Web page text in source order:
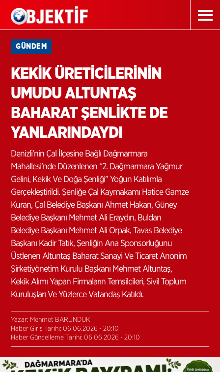
GÜNDEM
KEKİK ÜRETİCİLERİNİN
UMUDU ALTUNTAŞ
BAHARAT ŞENLİKTE DE
YANLARINDAYDI
Denizli’nin Çal İlçesine Bağlı Dağmarmara
Mahallesi’nde Düzenlenen “2. Dağmarmara Yağmur
Gelini, Kekik Ve Doğa Şenliği” Yoğun Katılımla
Gerçekleştirildi. Şenliğe Çal Kaymakamı Hatice Gamze
Kuran, Çal Belediye Başkanı Ahmet Hakan, Güney
Belediye Başkanı Mehmet Ali Eraydın, Buldan
Belediye Başkanı Mehmet Ali Orpak, Tavas Belediye
Başkanı Kadir Tatık, Şenliğin Ana Sponsorluğunu
Üstlenen Altuntaş Baharat Sanayi Ve Ticaret Anonim
Şirketiyönetim Kurulu Başkanı Mehmet Altuntaş,
Kekik Alımı Yapan Firmaların Temsilcileri, Sivil Toplum
Kuruluşları Ve Yüzlerce Vatandaş Katıldı.
Yazar: Mehmet BARUNDUK
Haber Giriş Tarihi: 06.06.2026 - 20:10
Haber Güncelleme Tarihi: 06.06.2026 - 20:10